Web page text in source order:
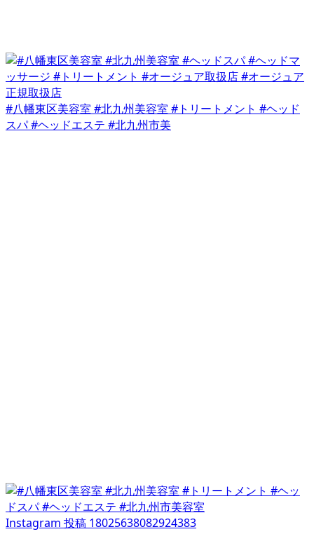
#八幡東区美容室 #北九州美容室 #トリートメント #ヘッド
スパ #ヘッドエステ #北九州市美
Instagram 投稿 18025638082924383